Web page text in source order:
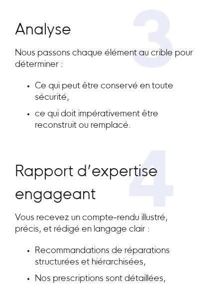
3
Analyse
Nous passons chaque élément au crible pour
déterminer :
Ce qui peut être conservé en toute
sécurité,
ce qui doit impérativement être
reconstruit ou remplacé.
4
Rapport d’expertise
engageant
Vous recevez un compte-rendu illustré,
précis, et rédigé en langage clair :
Recommandations de réparations
structurées et hiérarchisées,
Nos prescriptions sont détaillées,